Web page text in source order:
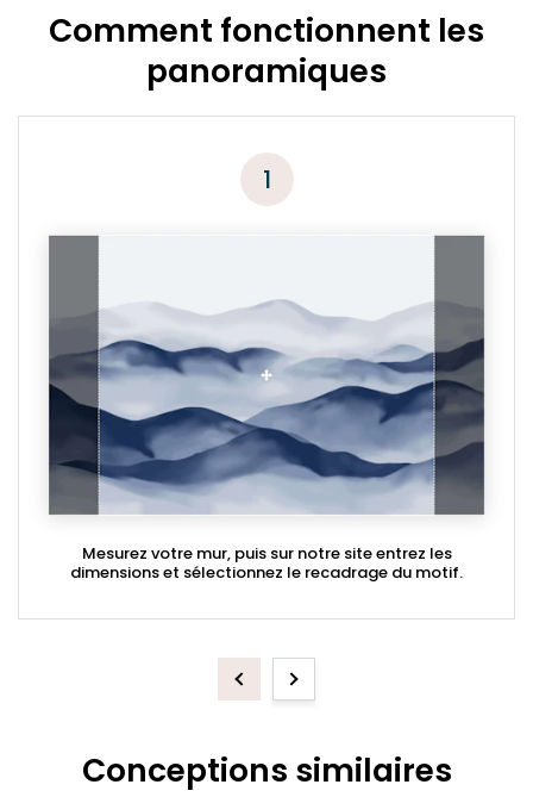
Comment fonctionnent les
panoramiques
1
Mesurez votre mur, puis sur notre site entrez les
dimensions et sélectionnez le recadrage du motif.
PreviousNext
Conceptions similaires